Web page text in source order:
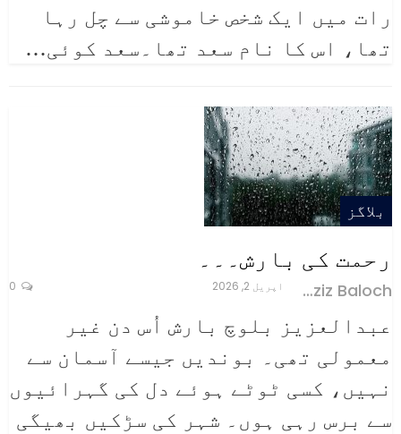
رات میں ایک شخص خاموشی سے چل رہا
تھا، اس کا نام سعد تھا۔سعد کوئی…
بلاگز
رحمت کی بارش۔۔۔
Abdul Aziz Baloch اپریل 2, 2026
عبدالعزیز بلوچ بارش اُس دن غیر
معمولی تھی۔ بوندیں جیسے آسمان سے
نہیں، کسی ٹوٹے ہوئے دل کی گہرائیوں
سے برس رہی ہوں۔ شہر کی سڑکیں بھیگی